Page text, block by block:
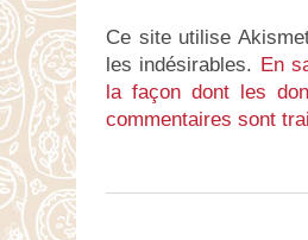
Ce site utilise
les indésirables. En
la façon dont les
commentaires sont